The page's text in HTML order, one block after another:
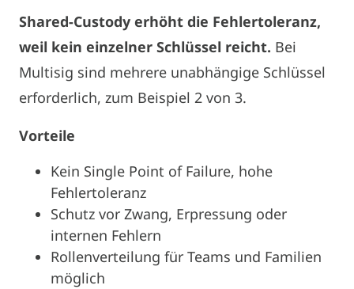
Shared-Custody erhöht die Fehlertoleranz,
weil kein einzelner Schlüssel reicht. Bei
Multisig sind mehrere unabhängige Schlüssel
erforderlich, zum Beispiel 2 von 3.
Vorteile
Kein Single Point of Failure, hohe
Fehlertoleranz
Schutz vor Zwang, Erpressung oder
internen Fehlern
Rollenverteilung für Teams und Familien
möglich